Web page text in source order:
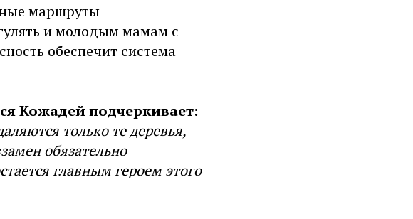
маршруты
и молодым мамам с
обеспечит система
Кожадей подчеркивает:
только те деревья,
обязательно
главным героем этого